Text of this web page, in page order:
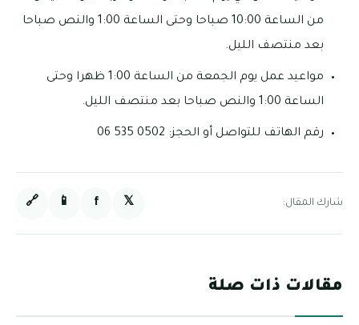
من الساعة 10:00 صباحا وحتى الساعة 1:00 والنص صباحا
بعد منتصف الليل.
مواعيد عمل يوم الجمعة من الساعة 1:00 ظهرا وحتى
الساعة 1:00 والنص صباحا بعد منتصف الليل.
رقم الهاتف للتواصل أو الحجز: 0502 535 06
شارك المقال: 𝕏
f
📱
🔗
مقالات ذات صلة